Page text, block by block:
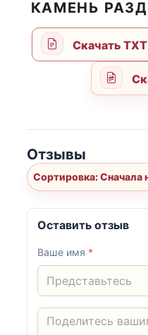
КАМЕНЬ
Скачать TXT
Отзывы
Сортировка:
Оставить отзыв
Ваше имя *